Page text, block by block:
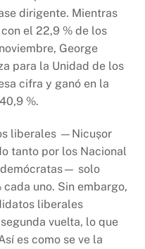
dirigente. Mientras
el 22,9 % de los
George
para la Unidad de los
cifra y ganó en la
%.
liberales —Nicușor
tanto por los Nacional
solo
uno. Sin embargo,
liberales
vuelta, lo que
es como se ve la